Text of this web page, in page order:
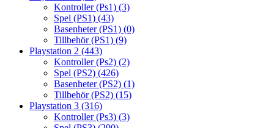
Kontroller (Ps1) (3)
Spel (PS1) (43)
Basenheter (PS1) (0)
Tillbehör (PS1) (9)
Playstation 2 (443)
Kontroller (Ps2) (2)
Spel (PS2) (426)
Basenheter (PS2) (1)
Tillbehör (PS2) (15)
Playstation 3 (316)
Kontroller (Ps3) (3)